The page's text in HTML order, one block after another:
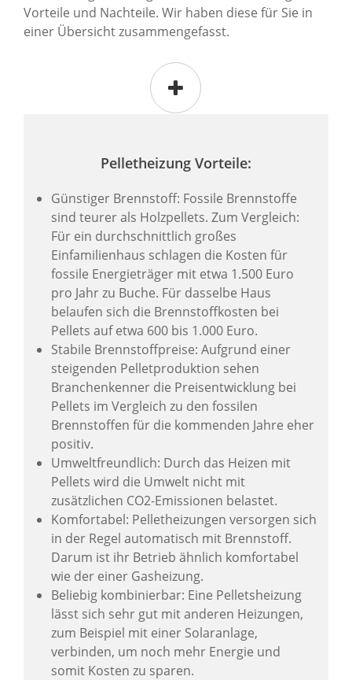
Vorteile und Nachteile. Wir haben diese für Sie in
einer Übersicht zusammengefasst.
Pelletheizung Vorteile:
Günstiger Brennstoff: Fossile Brennstoffe
sind teurer als Holzpellets. Zum Vergleich:
Für ein durchschnittlich großes
Einfamilienhaus schlagen die Kosten für
fossile Energieträger mit etwa 1.500 Euro
pro Jahr zu Buche. Für dasselbe Haus
belaufen sich die Brennstoffkosten bei
Pellets auf etwa 600 bis 1.000 Euro.
Stabile Brennstoffpreise: Aufgrund einer
steigenden Pelletproduktion sehen
Branchenkenner die Preisentwicklung bei
Pellets im Vergleich zu den fossilen
Brennstoffen für die kommenden Jahre eher
positiv.
Umweltfreundlich: Durch das Heizen mit
Pellets wird die Umwelt nicht mit
zusätzlichen CO2-Emissionen belastet.
Komfortabel: Pelletheizungen versorgen sich
in der Regel automatisch mit Brennstoff.
Darum ist ihr Betrieb ähnlich komfortabel
wie der einer Gasheizung.
Beliebig kombinierbar: Eine Pelletsheizung
lässt sich sehr gut mit anderen Heizungen,
zum Beispiel mit einer Solaranlage,
verbinden, um noch mehr Energie und
somit Kosten zu sparen.